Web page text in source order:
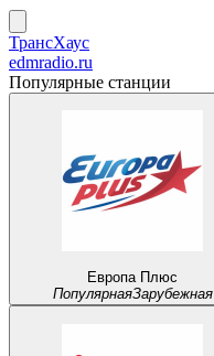
ТрансХауc
edmradio.ru
Популярные станции
Европа Плюс
ПопулярнаяЗарубежная